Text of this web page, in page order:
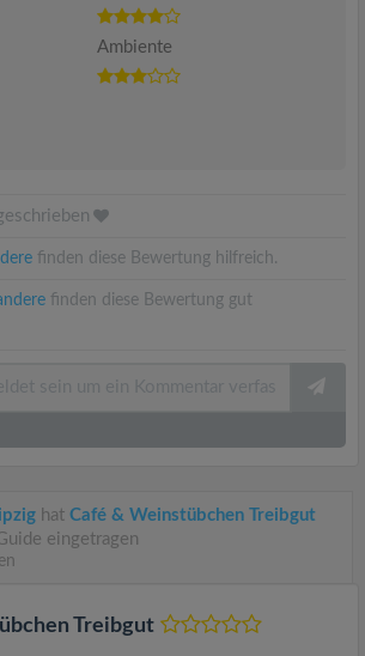
Ambiente
finden diese Bewertung hilfreich.
finden diese Bewertung gut
hat Café & Weinstübchen Treibgut
eingetragen
Treibgut